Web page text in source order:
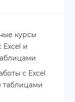
курсы
Excel и
с Excel
таблицами